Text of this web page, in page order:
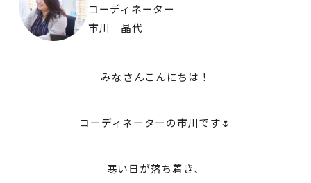
コーディネーター
市川 晶代
みなさんこんにちは！
コーディネーターの市川です🌷
寒い日が落ち着き、